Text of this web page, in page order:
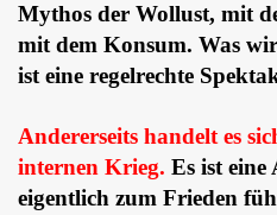
Mythos der Wollust, mit
mit dem Konsum. Was
ist eine regelrechte
Andererseits handelt es
internen Krieg. Es ist
eigentlich zum Frieden